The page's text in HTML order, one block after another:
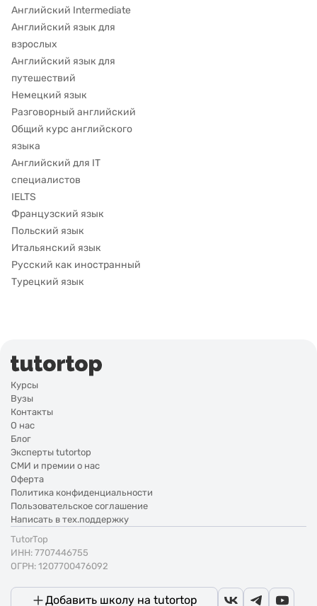
Английский Intermediate
Английский язык для
взрослых
Английский язык для
путешествий
Немецкий язык
Разговорный английский
Общий курс английского
языка
Английский для IT
специалистов
IELTS
Французский язык
Польский язык
Итальянский язык
Русский как иностранный
Турецкий язык
Курсы
Вузы
Контакты
О нас
Блог
Эксперты tutortop
СМИ и премии о нас
Оферта
Политика конфиденциальности
Пользовательское соглашение
Написать в тех.поддержку
TutorTop
ИНН: 7707446755
ОГРН: 1207700476092
Добавить школу на tutortop